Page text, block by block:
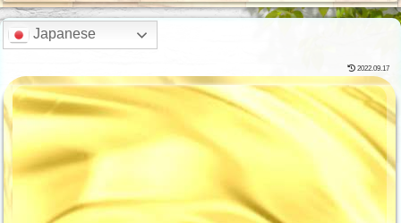
Japanese
2022.09.17